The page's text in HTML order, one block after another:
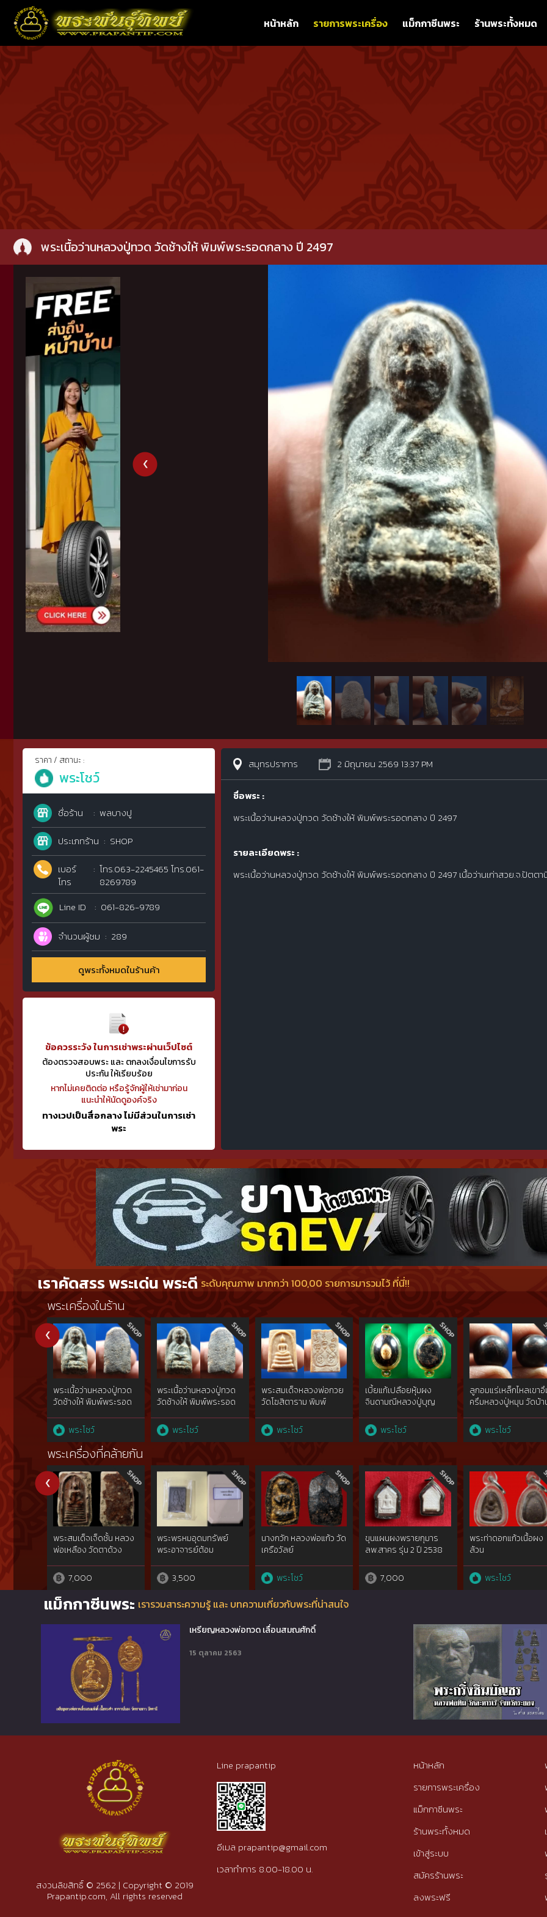
หน้าหลัก รายการพระเครื่อง แม็กกาซีนพระ ร้านพระทั้งหมด
พระเนื้อว่านหลวงปู่ทวด วัดช้างให้ พิมพ์พระรอดกลาง ปี 2497
ราคา / สถานะ :
พระโชว์
ชื่อร้าน
พลบางปู
ประเภทร้าน
SHOP
เบอร์
โทร
โทร.063-2245465 โทร.061-
8269789
Line ID
061-826-9789
จำนวนผู้ชม 289
ดูพระทั้งหมดในร้านค้า
ข้อควรระวัง ในการเช่าพระผ่านเว็ปไซต์
ต้องตรวจสอบพระ และ ตกลงเงื่อนไขการรับ
ประกัน ให้เรียบร้อย
หากไม่เคยติดต่อ หรือรู้จักผู้ให้เช่ามาก่อน
แนะนำให้นัดดูองค์จริง
ทางเวปเป็นสื่อกลาง ไม่มีส่วนในการเช่า
พระ
สมุทรปราการ 2 มิถุนายน 2569 13:37 PM
ชื่อพระ :
พระเนื้อว่านหลวงปู่ทวด วัดช้างให้ พิมพ์พระรอดกลาง ปี 2497
รายละเอียดพระ :
พระเนื้อว่านหลวงปู่ทวด วัดช้างให้ พิมพ์พระรอดกลาง ปี 2497 เนื้อว่านเก่าสวย.จ.ปัตตา
เราคัดสรร พระเด่น พระดี ระดับคุณภาพ มากกว่า 100,00 รายการมารวมไว้ ที่นี่!!
พระเครื่องในร้าน
พระเนื้อว่านหลวงปู่ทวด
วัดช้างให้ พิมพ์พระรอด
พระโชว์
พระเนื้อว่านหลวงปู่ทวด
วัดช้างให้ พิมพ์พระรอด
พระโชว์
พระสมเด็จหลวงพ่อกวย
วัดโฆสิตาราม พิมพ์
พระโชว์
เบี้ยแก้เปลือยหุ้มผง
จินดามณีหลวงปู่บุญ
( เบี้ยแก้เปลือยยุคต้นๆ
หุ้มผงจินดามณี )
พระโชว์
ลูกอมแร่เหล็กไหลเขา
ครึมหลวงปู่หมุน วัดบ้า
พระโชว์
พระเครื่องที่คล้ายกัน
พระสมเด็จเจ็ดชั้น หลวง
พ่อเหลือง วัดตาด้วง
7,000
พระพรหมอุดมทรัพย์
พระอาจารย์ต้อม
3,500
นางกวัก หลวงพ่อแก้ว วัด
เครือวัลย์
พระโชว์
ขุนแผนผงพรายกุมาร
ลพ.สาคร รุ่น 2 ปี 2538
7,000
พระท่าดอกแก้วเนื้อผง
ล้วน
พระโชว์
แม็กกาซีนพระ เรารวมสาระความรู้ และ บทความเกี่ยวกับพระที่น่าสนใจ
เหรียญหลวงพ่อทวด เลื่อนสมณศักดิ์
15 ตุลาคม 2563
สงวนลิขสิทธิ์ © 2562 | Copyright © 2019
Prapantip.com, All rights reserved
Line prapantip
อีเมล prapantip@gmail.com
เวลาทำการ 8.00-18.00 น.
หน้าหลัก
รายการพระเครื่อง
แม็กกาซีนพระ
ร้านพระทั้งหมด
เข้าสู่ระบบ
สมัครร้านพระ
ลงพระฟรี